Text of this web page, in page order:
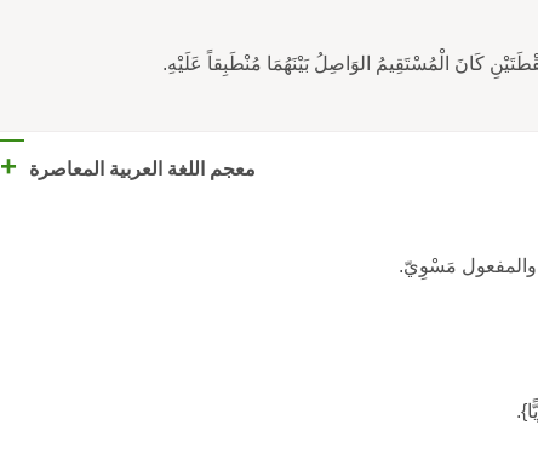
معجم اللغة العربية المعاصرة +
مَسْوِيّ.